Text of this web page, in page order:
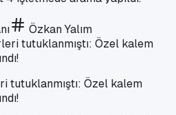
Özkan Yalım
tutuklanmıştı: Özel kalem